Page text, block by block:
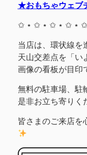
★おもちゃウェブ
✩ ⋆ ✩ ⋆ ✩ ⋆ ✩ ⋆
当店は、環状線を
天山交差点を「い
画像の看板が目印
無料の駐車場、駐
是非お立ち寄りく
皆さまのご来店を